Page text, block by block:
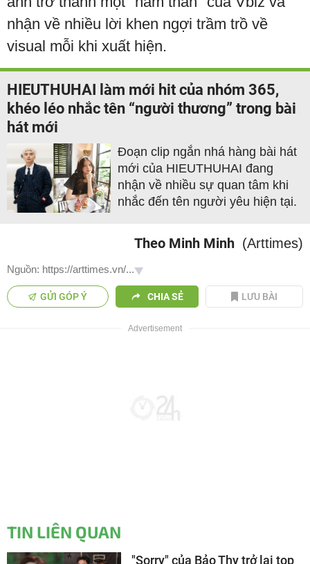
nhận về nhiều lời khen ngợi trầm trồ về
visual mỗi khi xuất hiện.
HIEUTHUHAI làm mới hit của nhóm 365,
khéo léo nhắc tên “người thương” trong bài
hát mới
Đoạn clip ngắn nhá hàng bài hát
mới của HIEUTHUHAI đang
nhận về nhiều sự quan tâm khi
nhắc đến tên người yêu hiện tại.
Theo Minh Minh (Arttimes)
Nguồn: https://arttimes.vn/...
GỬI GÓP Ý CHIA SẺ LƯU BÀI
TIN LIÊN QUAN
"Sorry" của Bảo Thy trở lại top